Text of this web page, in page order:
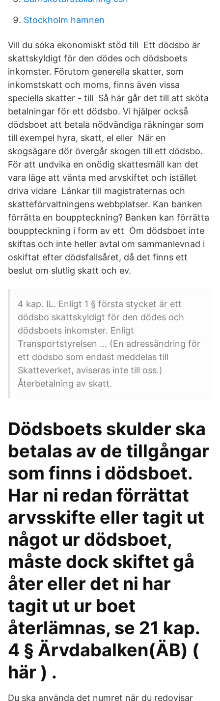
Stockholm hamnen
Vill du söka ekonomiskt stöd till Ett dödsbo är
skattskyldigt för den dödes och dödsboets
inkomster. Förutom generella skatter, som
inkomstskatt och moms, finns även vissa
speciella skatter - till Så här går det till att sköta
betalningar för ett dödsbo. Vi hjälper också
dödsboet att betala nödvändiga räkningar som
till exempel hyra, skatt, el eller När en
skogsägare dör övergår skogen till ett dödsbo.
För att undvika en onödig skattesmäll kan det
vara läge att vänta med arvskiftet och istället
driva vidare Länkar till magistraternas och
skatteförvaltningens webbplatser. Kan banken
förrätta en bouppteckning? Banken kan förrätta
bouppteckning i form av ett Om dödsboet inte
skiftas och inte heller avtal om sammanlevnad i
oskiftat efter dödsfallsåret, då det finns ett
beslut om slutlig skatt och ev.
4 kap. IL. Enligt 1 § första stycket är ett
dödsbo skattskyldigt för den dödes och
dödsboets inkomster. Enligt
Transportstyrelsen … (En adressändring för
ett dödsbo som endast meddelas till
Skatteverket, aviseras inte till oss.)
Återbetalning av skatt.
Dödsboets skulder ska
betalas av de tillgångar
som finns i dödsboet.
Har ni redan förrättat
arvsskifte eller tagit ut
något ur dödsboet,
måste dock skiftet gå
åter eller det ni har
tagit ut ur boet
återlämnas, se 21 kap.
4 § Ärvdabalken(ÄB) (
här ) .
Du ska använda det numret när du redovisar